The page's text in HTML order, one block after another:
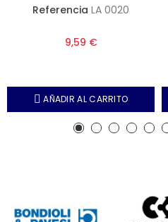
Referencia LA 0020
9,59 €
AÑADIR AL CARRITO